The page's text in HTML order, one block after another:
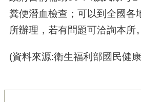
糞便潛血檢查；可以到全國各
所辦理，若有問題可洽詢本所。
(資料來源:衛生福利部國民健